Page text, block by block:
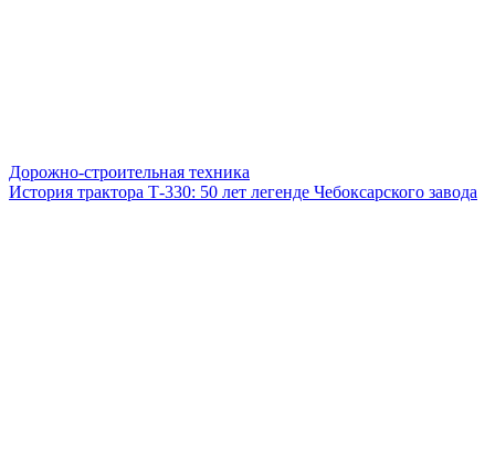
Дорожно-строительная техника
История трактора Т-330: 50 лет легенде Чебоксарского завода